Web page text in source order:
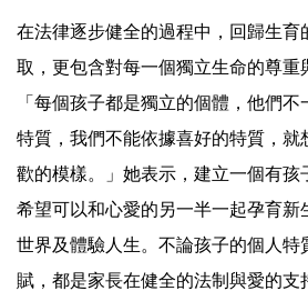
在法律逐步健全的過程中，回歸生育
取，更包含對每一個獨立生命的尊重
「每個孩子都是獨立的個體，他們
特質，我們不能依據喜好的特質，就
歡的模樣。」她表示，建立一個有孩
希望可以和心愛的另一半一起孕育新
世界及體驗人生。不論孩子的個人特
賦，都是家長在健全的法制與愛的支